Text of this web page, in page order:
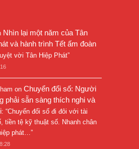
Nhìn lại một năm của Tân
và hành trình Tết ấm đoàn
vời Tân Hiệp Phát”
on Chuyển đổi số: Người
phải sẵn sàng thích nghi và
: “Chuyển đổi số đi đôi với tài
tiền tệ kỹ thuật số. Nhanh chân
phát… ”